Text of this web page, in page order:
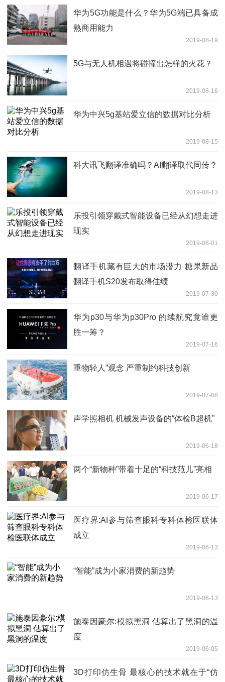
华为5G功能是什么？华为5G端已具备成
熟商用能力
2019-08-19
5G与无人机相遇将碰撞出怎样的火花？
2019-08-16
华为中兴5g基站爱立信的数据对比分析
2019-08-15
科大讯飞翻译准确吗？AI翻译取代同传？
2019-08-13
乐投引领穿戴式智能设备已经从幻想走进
现实
2019-08-01
翻译手机藏有巨大的市场潜力 糖果新品
翻译手机S20发布取得佳绩
2019-07-30
华为p30与华为p30Pro 的续航究竟谁更
胜一筹？
2019-07-16
重物轻人”观念 严重制约科技创新
2019-07-08
声学照相机 机械发声设备的“体检B超机”
2019-06-18
两个“新物种”带着十足的“科技范儿”亮相
2019-06-17
医疗界:AI参与筛查眼科专科体检医联体
成立
2019-06-13
“智能”成为小家消费的新趋势
2019-06-13
施泰因豪尔:模拟黑洞 估算出了黑洞的温
度
2019-06-05
3D打印仿生骨 最核心的技术就在于“仿